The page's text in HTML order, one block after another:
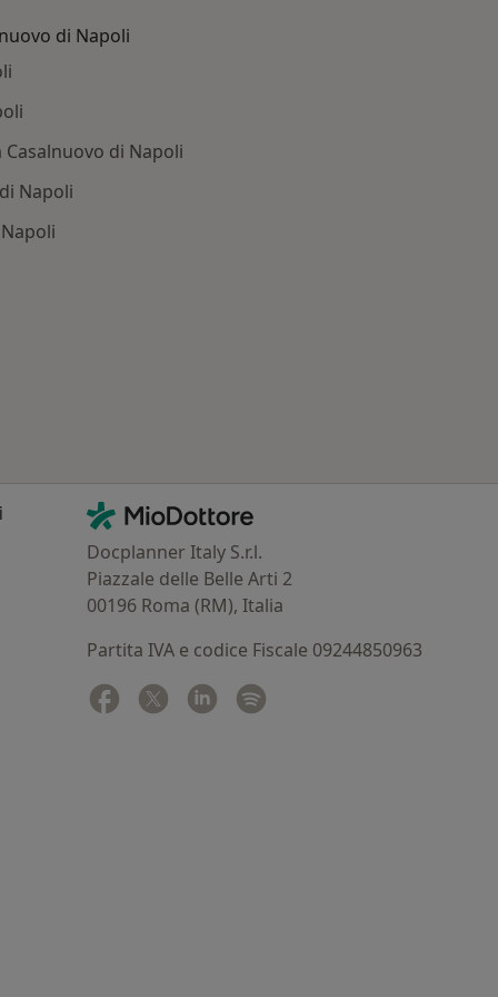
di Napoli
di Napoli
Napoli
Contatti
MioDottore - Homepage
Docplanner Italy S.r.l.
Piazzale delle Belle Arti 2
00196 Roma (RM), Italia
Partita IVA e codice Fiscale 09244850963
Facebook
si apre in una nuova scheda
Twitter
si apre in una nuova scheda
Linkedin
si apre in una nuova scheda